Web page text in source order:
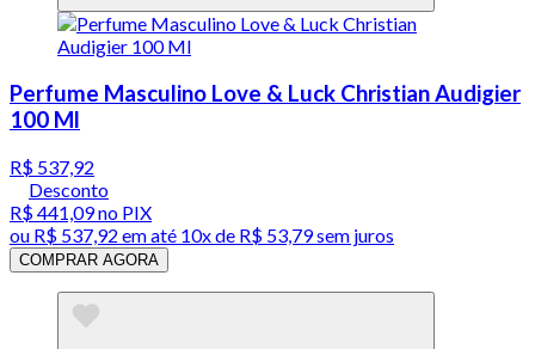
Perfume Masculino Love & Luck Christian Audigier
100 Ml
R$ 537,92
Desconto
R$ 441,09no PIX
ou R$ 537,92 em até 10x de R$ 53,79 sem juros
COMPRAR AGORA